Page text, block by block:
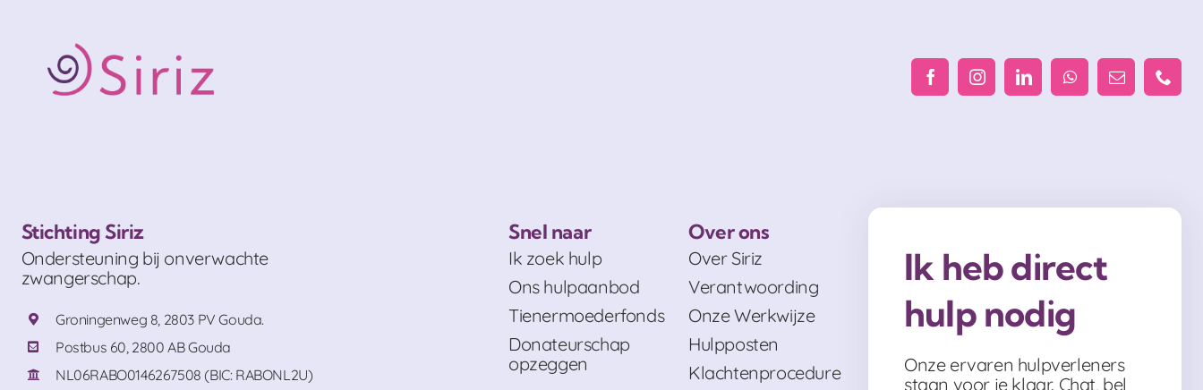
Stichting Siriz
Ondersteuning bij onverwachte
zwangerschap.
Groningenweg 8, 2803 PV Gouda.
Postbus 60, 2800 AB Gouda
NL06RABO0146267508 (BIC: RABONL2U)
Snel naar
Ik zoek hulp
Ons hulpaanbod
Tienermoederfonds
Donateurschap
opzeggen
Over ons
Over Siriz
Verantwoording
Onze Werkwijze
Hulpposten
Klachtenprocedure
Ik heb direct
hulp nodig
Onze ervaren hulpverleners
staan voor je klaar. Chat, bel